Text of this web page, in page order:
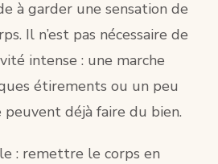
à garder une sensation de
Il n’est pas nécessaire de
intense : une marche
étirements ou un peu
déjà faire du bien.
: remettre le corps en